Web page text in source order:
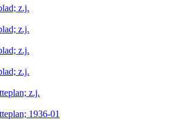
z.j.
z.j.
z.j.
z.j.
z.j.
1936-01